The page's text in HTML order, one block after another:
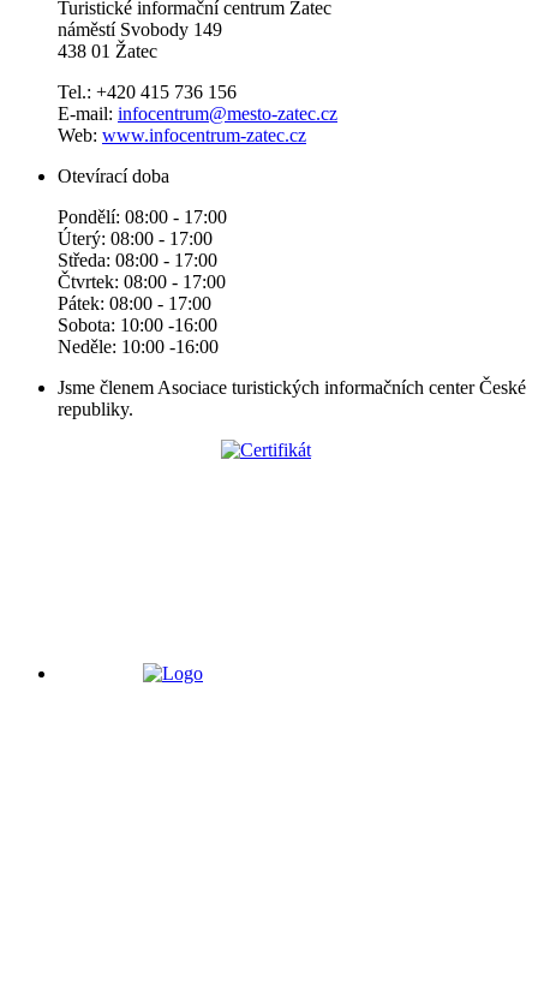
Turistické informační centrum Žatec
náměstí Svobody 149
438 01 Žatec
Tel.: +420 415 736 156
E-mail: infocentrum@mesto-zatec.cz
Web: www.infocentrum-zatec.cz
Otevírací doba
Pondělí: 08:00 - 17:00
Úterý: 08:00 - 17:00
Středa: 08:00 - 17:00
Čtvrtek: 08:00 - 17:00
Pátek: 08:00 - 17:00
Sobota: 10:00 -16:00
Neděle: 10:00 -16:00
Jsme členem Asociace turistických informačních center České
republiky.